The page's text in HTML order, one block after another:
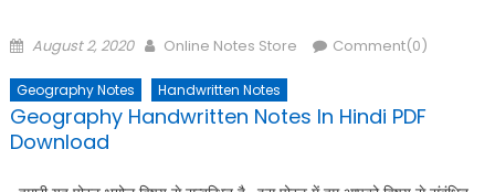
Posted
August 2, 2020 Author
Online Notes Store Comment(0)
Geography Notes Handwritten Notes
Geography Handwritten Notes In Hindi PDF
Download